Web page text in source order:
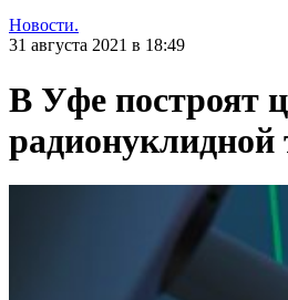
Новости.
31 августа 2021 в 18:49
В Уфе построят
радионуклидной